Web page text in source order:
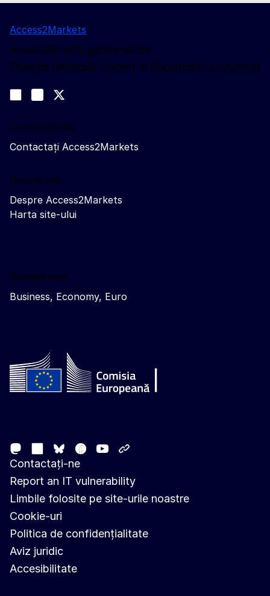
Access2Markets
Acest site este gestionat de:
Direcția Generală Comerț și Securitate Economică
Join us on LinkedIn
Trade-Off podcast
Contactați-ne
Contactați Access2Markets
Despre noi
Despre Access2Markets
Harta site-ului
Related sites
Business, Economy, Euro
MastodonLinkedIn
Bluesky
Facebook
Youtube
Contactați-ne
Report an IT vulnerability
Limbile folosite pe site-urile noastre
Cookie-uri
Politica de confidențialitate
Aviz juridic
Accesibilitate